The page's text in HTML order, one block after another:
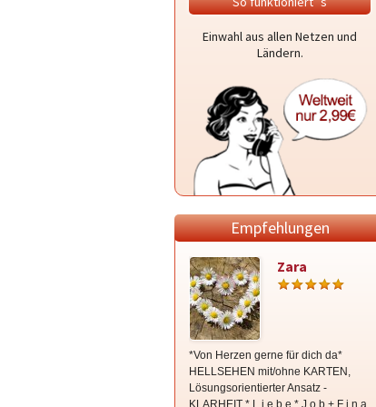
Einwahl aus allen Netzen und
Ländern.
Empfehlungen
Zara
*Von Herzen gerne für dich da*
HELLSEHEN mit/ohne KARTEN,
Lösungsorientierter Ansatz -
KLARHEIT * L i e b e * J o b + F i n a